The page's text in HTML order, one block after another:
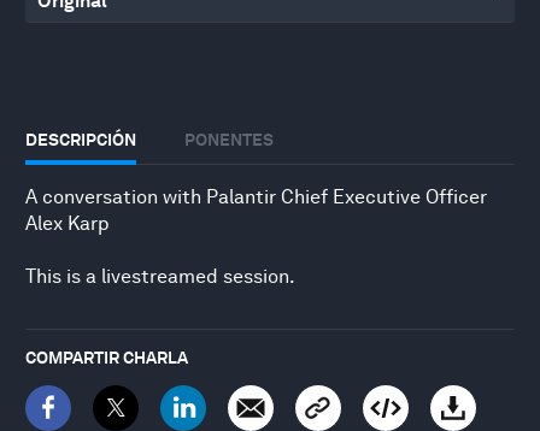
DESCRIPCIÓN PONENTES
A conversation with Palantir Chief Executive Officer
Alex Karp
This is a livestreamed session.
COMPARTIR CHARLA